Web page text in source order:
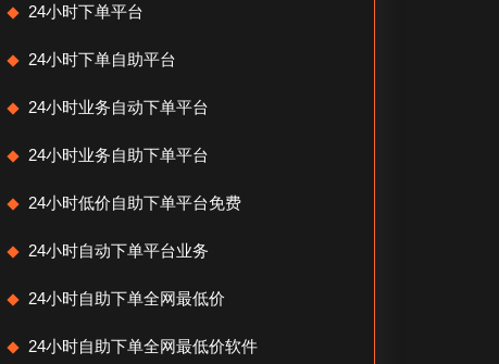
24小时下单平台
24小时下单自助平台
24小时业务自动下单平台
24小时业务自助下单平台
24小时低价自助下单平台免费
24小时自动下单平台业务
24小时自助下单全网最低价
24小时自助下单全网最低价软件